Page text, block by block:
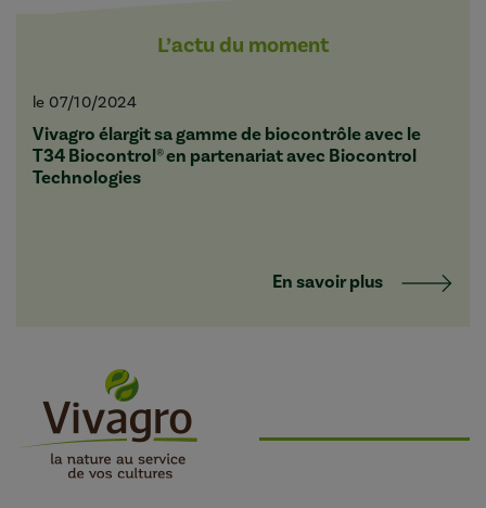
L’actu du moment
le 07/10/2024
Vivagro élargit sa gamme de biocontrôle avec le
T34 Biocontrol® en partenariat avec Biocontrol
Technologies
En savoir plus